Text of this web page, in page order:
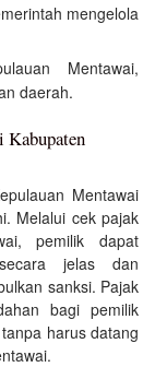
mengelola
Mentawai,
daerah.
Kabupaten
Mentawai
Melalui cek pajak
pemilik dapat
jelas dan
sanksi. Pajak
bagi pemilik
harus datang